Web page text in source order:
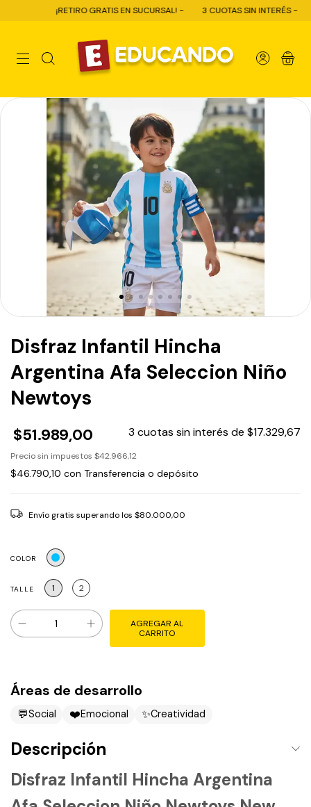
¡RETIRO GRATIS EN SUCURSAL! - 3 CUOTAS SIN INTERÉS -
0
Disfraz Infantil Hincha
Argentina Afa Seleccion Niño
Newtoys
$51.989,00 3 cuotas sin interés de $17.329,67
Precio sin impuestos $42.966,12
$46.790,10 con Transferencia o depósito
Envío gratis superando los $80.000,00
COLOR
TALLE 1 2
Áreas de desarrollo
💬Social ❤️Emocional ✨Creatividad
Descripción
Disfraz Infantil Hincha Argentina